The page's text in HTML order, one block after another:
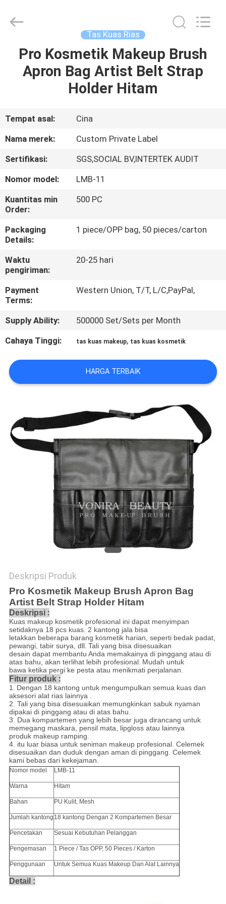
RUMAH
TENTANG
KAMI
TUR
PABRIK
KONTROL
KUALITAS
SITEMAP
PRIVACY
POLICY
Reserved.
Tas Kuas Rias
Pro Kosmetik Makeup Brush
Apron Bag Artist Belt Strap
Holder Hitam
Tempat asal:
Cina
Nama merek:
Custom Private Label
Sertifikasi:
SGS,SOCIAL BV,INTERTEK AUDIT
Nomor model:
LMB-11
Kuantitas min
Order:
500 PC
Packaging
Details:
1 piece/OPP bag, 50 pieces/carton
Waktu
pengiriman:
20-25 hari
Payment
Terms:
Western Union, T/T, L/C,PayPal,
Supply Ability:
500000 Set/Sets per Month
Cahaya Tinggi:
tas kuas makeup, tas kuas kosmetik
HARGA TERBAIK
Deskripsi Produk
Pro Kosmetik Makeup Brush Apron Bag
Artist Belt Strap Holder Hitam
Deskripsi:
Kuas makeup kosmetik profesional ini dapat menyimpan
setidaknya 18 pcs kuas. 2 kantong jala bisa
letakkan beberapa barang kosmetik harian, seperti bedak padat,
pewangi, tabir surya, dll. Tali yang bisa disesuaikan
desain dapat membantu Anda memakainya di pinggang atau di
atas bahu, akan terlihat lebih profesional. Mudah untuk
bawa ketika pergi ke pesta atau menikmati perjalanan.
Fitur produk:
1. Dengan 18 kantong untuk mengumpulkan semua kuas dan
aksesori alat rias lainnya .
2. Tali yang bisa disesuaikan memungkinkan sabuk nyaman
dipakai di pinggang atau di atas bahu.
3. Duakompartemen yang lebih besar juga dirancang untuk
memegang maskara, pensil mata, lipgloss atau lainnya
produk makeup ramping.
4. itu luar biasa untuk seniman makeup profesional. Celemek
disesuaikan dan duduk dengan aman di pinggang. Celemek
kami bebas dari kekejaman.
Nomor model LMB-11
Warna Hitam
Bahan PU Kulit, Mesh
Jumlah kantong 18 kantong Dengan 2 Kompartemen Besar
Pencetakan Sesuai Kebutuhan Pelanggan
Pengemasan 1 Piece / Tas OPP, 50 Pieces / Karton
Penggunaan Untuk Semua Kuas Makeup Dan Alat Lainnya
Detail :